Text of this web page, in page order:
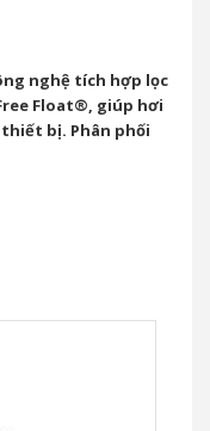
nghệ tích hợp lọc
Float®, giúp hơi
bị. Phân phối